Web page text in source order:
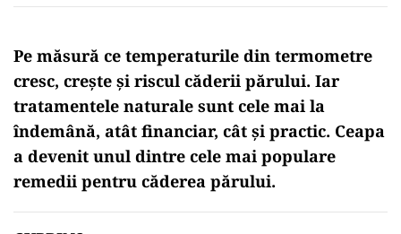
Pe măsură ce temperaturile din termometre
cresc, crește și riscul căderii părului. Iar
tratamentele naturale sunt cele mai la
îndemână, atât financiar, cât și practic. Ceapa
a devenit unul dintre cele mai populare
remedii pentru căderea părului.